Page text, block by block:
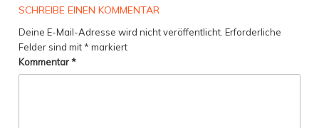
SCHREIBE EINEN KOMMENTAR
Deine E-Mail-Adresse wird nicht veröffentlicht. Erforderliche
Felder sind mit * markiert
Kommentar*